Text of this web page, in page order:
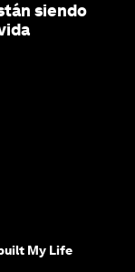
siendo
My Life